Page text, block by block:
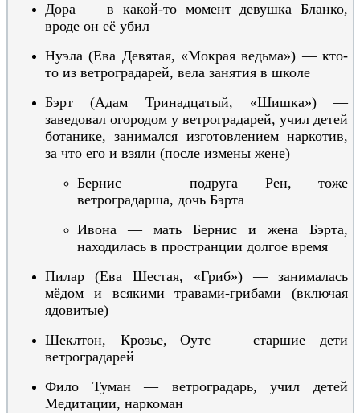
Дора — в какой-то момент девушка Бланко,
вроде он её убил
Нуэла (Ева Девятая, «Мокрая ведьма») — кто-
то из ветроградарей, вела занятия в школе
Бэрт (Адам Тринадцатый, «Шишка») —
заведовал огородом у ветроградарей, учил детей
ботанике,занимался изготовлением наркотив,
за что его и взяли (после измены жене)
Бернис — подруга Рен, тоже
ветроградарша, дочь Бэрта
Ивона — мать Бернис и жена Бэрта,
находилась в пространции долгое время
Пилар (Ева Шестая, «Гриб») — занималась
мёдом и всякими травами-грибами (включая
ядовитые)
Шеклтон, Крозье, Оутс — старшие дети
ветроградарей
Фило Туман— ветроградарь, учил детей
Медитации, наркоман